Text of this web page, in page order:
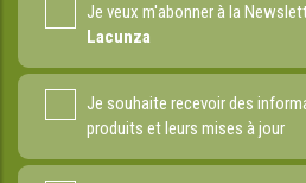
Je veux m'abonner à la
Lacunza
Je souhaite recevoir des
produits et leurs mises à jour